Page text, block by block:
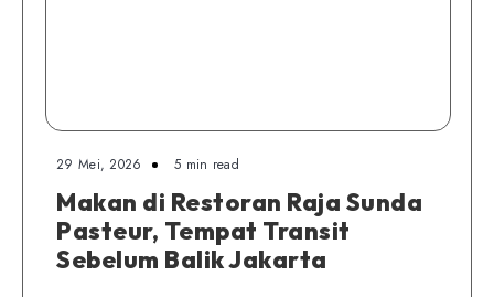
29 Mei, 2026 5 min read
Makan di Restoran Raja Sunda
Pasteur, Tempat Transit
Sebelum Balik Jakarta